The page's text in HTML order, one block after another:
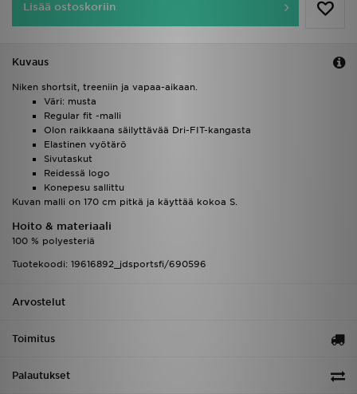
Lisää ostoskoriin
Kuvaus
Niken shortsit, treeniin ja vapaa-aikaan.
Väri: musta
Regular fit -malli
Olon raikkaana säilyttävää Dri-FIT-kangasta
Elastinen vyötärö
Sivutaskut
Reidessä logo
Konepesu sallittu
Kuvan malli on 170 cm pitkä ja käyttää kokoa S.
Hoito & materiaali
100 % polyesteriä
Tuotekoodi: 19616892_jdsportsfi/690596
Arvostelut
Toimitus
Palautukset